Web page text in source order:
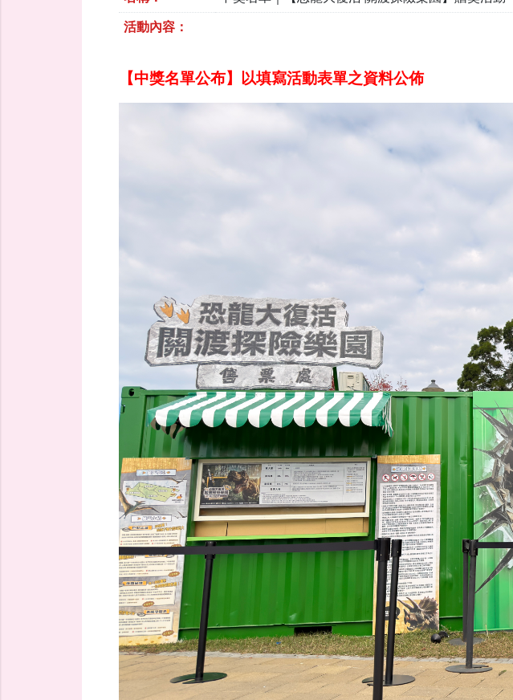
活動內容：
【中獎名單公布】以填寫活動表單之資料公佈